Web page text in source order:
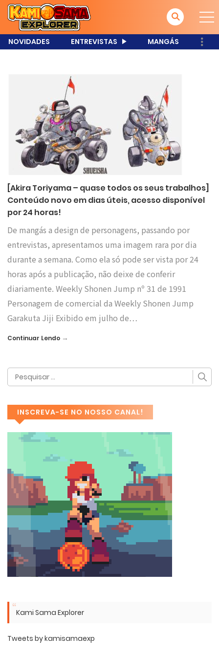
NOVIDADES ENTREVISTAS MANGÁS
[Akira Toriyama – quase todos os seus trabalhos]
Conteúdo novo em dias úteis, acesso disponível
por 24 horas!
De mangás a design de personagens, passando por
entrevistas, apresentamos uma imagem rara por dia
durante a semana. Como ela só pode ser vista por 24
horas após a publicação, não deixe de conferir
diariamente. Weekly Shonen Jump nº 31 de 1991
Personagem de comercial da Weekly Shonen Jump
Garaku­ta Jiji Exibido em julho de…
Continuar Lendo →
INSCREVA-SE NO NOSSO CANAL!
Kami Sama Explorer
Tweets by kamisamaexp